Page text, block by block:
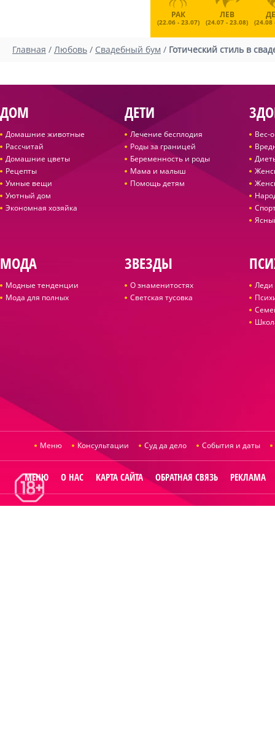
РАК
(22.06 - 23.07)
ЛЕВ
(24.07 - 23.08) (24.08
Главная / Любовь / Свадебный бум / Готический стиль в
ДОМ
Домашние животные
Рассчитай
Домашние цветы
Рецепты
Умные вещи
Уютный дом
Экономная хозяйка
ДЕТИ
Лечение бесплодия
Роды за границей
Беременность и роды
Мама и малыш
Помощь детям
Вес-
МОДА
Модные тенденции
Мода для полных
ЗВЕЗДЫ
О знаменитостях
Светская тусовка
Леди
Меню Консультации Суд да дело События и даты
МЕНЮ О НАС КАРТА САЙТА ОБРАТНАЯ СВЯЗЬ РЕКЛАМА